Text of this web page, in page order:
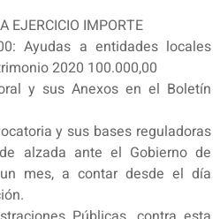
EJERCICIO IMPORTE
Ayudas a entidades locales
2020 100.000,00
y sus Anexos en el Boletín
y sus bases reguladoras
alzada ante el Gobierno de
mes, a contar desde el día